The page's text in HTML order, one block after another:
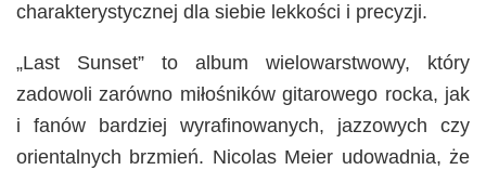
charakterystycznej dla siebie lekkości i precyzji.
„Last Sunset” to album wielowarstwowy, który
zadowoli zarówno miłośników gitarowego rocka, jak
i fanów bardziej wyrafinowanych, jazzowych czy
orientalnych brzmień. Nicolas Meier udowadnia, że